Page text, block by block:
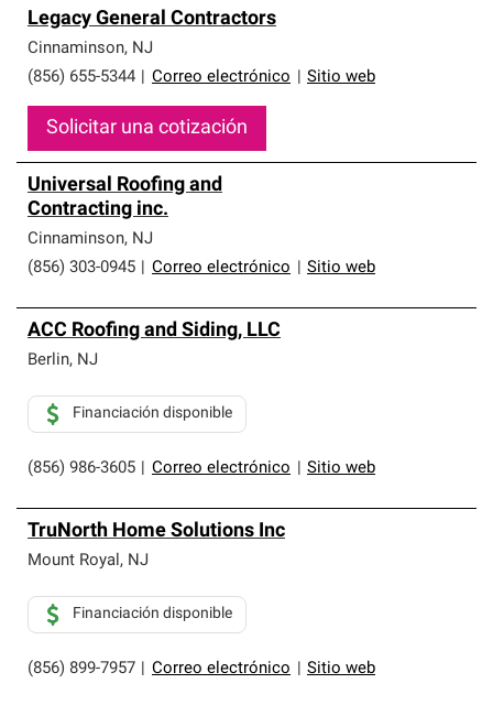
Legacy General Contractors
Cinnaminson, NJ
(856) 655-5344
Correo electrónico Sitio web
Solicitar una cotización
Universal Roofing and
Contracting inc.
Cinnaminson, NJ
(856) 303-0945
Correo electrónico Sitio web
ACC Roofing and Siding, LLC
Berlin, NJ
(856) 986-3605 Correo electrónico Sitio web
Financiación disponible
TruNorth Home Solutions Inc
Mount Royal, NJ
(856) 899-7957 Correo electrónico Sitio web
Financiación disponible